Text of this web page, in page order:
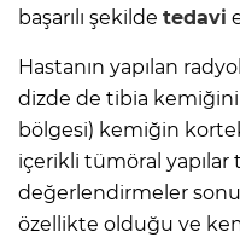
başarılı şekilde tedavi
Hastanın yapılan
dizde de tibia
bölgesi) kemiğin
içerikli tümöral yapılar
değerlendirmeler
özellikte olduğu ve